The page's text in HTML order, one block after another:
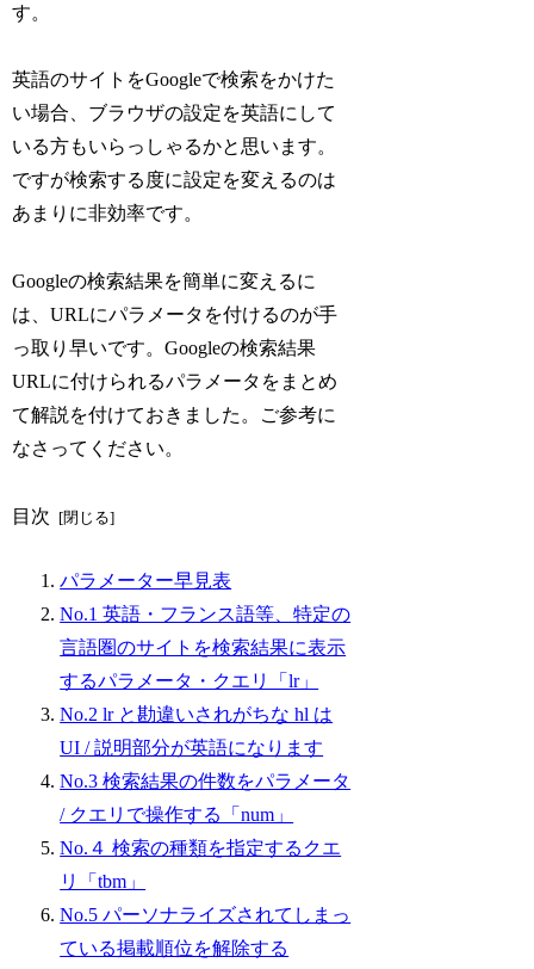
す。
英語のサイトをGoogleで検索をかけた
い場合、ブラウザの設定を英語にして
いる方もいらっしゃるかと思います。
ですが検索する度に設定を変えるのは
あまりに非効率です。
Googleの検索結果を簡単に変えるに
は、URLにパラメータを付けるのが手
っ取り早いです。Googleの検索結果
URLに付けられるパラメータをまとめ
て解説を付けておきました。ご参考に
なさってください。
目次
パラメーター早見表
No.1 英語・フランス語等、特定の
言語圏のサイトを検索結果に表示
するパラメータ・クエリ「lr」
No.2 lr と勘違いされがちな hl は
UI / 説明部分が英語になります
No.3 検索結果の件数をパラメータ
/ クエリで操作する「num」
No.４ 検索の種類を指定するクエ
リ「tbm」
No.5 パーソナライズされてしまっ
ている掲載順位を解除する